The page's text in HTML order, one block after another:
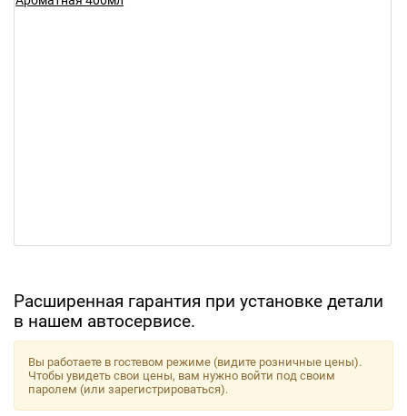
Расширенная гарантия при установке детали
в нашем автосервисе.
Вы работаете в гостевом режиме (видите розничные цены).
Чтобы увидеть свои цены, вам нужно войти под своим
паролем (или зарегистрироваться).